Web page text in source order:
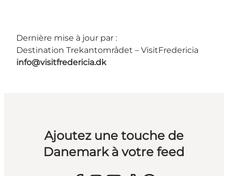
Dernière mise à jour par :
Destination Trekantområdet – VisitFredericia
info@visitfredericia.dk
Ajoutez une touche de
Danemark à votre feed